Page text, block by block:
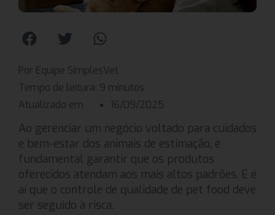
Por Equipe SimplesVet
Tempo de leitura: 9 minutos
Atualizado em
16/09/2025
Ao gerenciar um negócio voltado para cuidados
e bem-estar dos animais de estimação, é
fundamental garantir que os produtos
oferecidos atendam aos mais altos padrões. E é
aí que o controle de qualidade de pet food deve
ser seguido à risca.